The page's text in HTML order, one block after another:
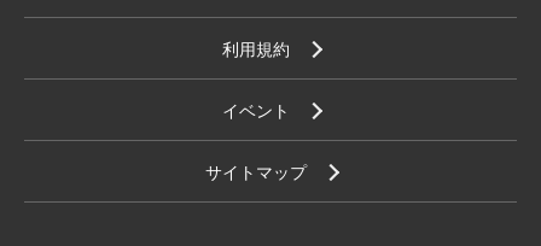
利用規約
イベント
サイトマップ